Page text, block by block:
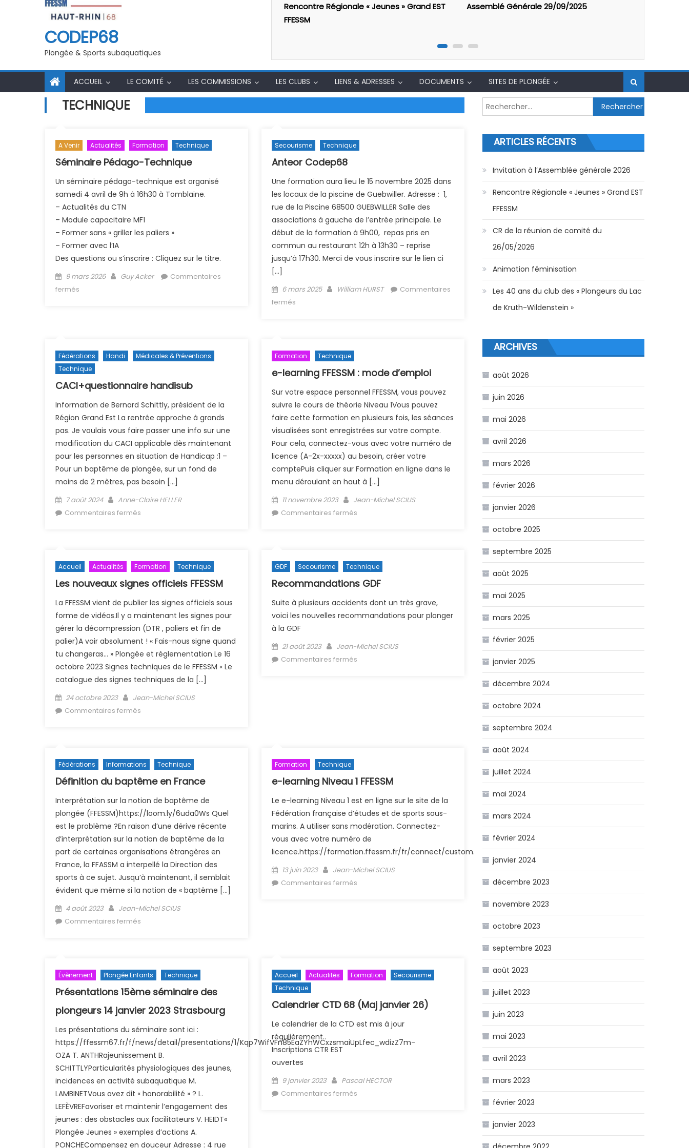
CODEP68
Plongée & Sports subaquatiques
PSP 68
PSP : Formation arbitre /juge fédéral 1er
degré
Rencontre Régionale « Jeunes » Grand EST
FFESSM
Assemblé Générale 29/09/2025
ACCUEIL LE COMITÉ LES COMMISSIONS LES CLUBS LIENS & ADRESSES DOCUMENTS SITES DE PLONGÉE
TECHNIQUE
A Venir Actualités Formation Technique
Séminaire Pédago-Technique
Un séminaire pédago-technique est organisé
samedi 4 avril de 9h à 16h30 à Tomblaine.
– Actualités du CTN
– Module capacitaire MF1
– Former sans « griller les paliers »
– Former avec l’IA
Des questions ou s’inscrire : Cliquez sur le titre.
Posted on
9 mars 2026 Author
Guy Acker
Commentaires
fermés
Secourisme Technique
Anteor Codep68
Une formation aura lieu le 15 novembre 2025 dans
les locaux de la piscine de Guebwiller. Adresse : 1,
rue de la Piscine 68500 GUEBWILLER Salle des
associations à gauche de l’entrée principale. Le
début de la formation à 9h00, repas pris en
commun au restaurant 12h à 13h30 – reprise
jusqu’à 17h30. Merci de vous inscrire sur le lien ci
[…]
Posted on
6 mars 2025 Author
William HURST
Commentaires
fermés
Fédérations Handi
Médicales & Préventions
Technique
CACI+questionnaire handisub
Information de Bernard Schittly, président de la
Région Grand Est La rentrée approche à grands
pas. Je voulais vous faire passer une info sur une
modification du CACI applicable dès maintenant
pour les personnes en situation de Handicap :1 –
Pour un baptême de plongée, sur un fond de
moins de 2 mètres, pas besoin […]
Posted on
7 août 2024 Author
Anne-Claire HELLER
Commentaires fermés
Formation Technique
e-learning FFESSM : mode d’emploi
Sur votre espace personnel FFESSM, vous pouvez
suivre le cours de théorie Niveau 1Vous pouvez
faire cette formation en plusieurs fois, les séances
visualisées sont enregistrées sur votre compte.
Pour cela, connectez-vous avec votre numéro de
licence (A-2x-xxxxx) au besoin, créer votre
comptePuis cliquer sur Formation en ligne dans le
menu déroulant en haut à […]
Posted on
11 novembre 2023 Author
Jean-Michel SCIUS
Commentaires fermés
Accueil Actualités Formation Technique
Les nouveaux signes officiels FFESSM
La FFESSM vient de publier les signes officiels sous
forme de vidéos.Il y a maintenant les signes pour
gérer la décompression (DTR , paliers et fin de
palier)A voir absolument ! « Fais-nous signe quand
tu changeras… » Plongée et règlementation Le 16
octobre 2023 Signes techniques de le FFESSM « Le
catalogue des signes techniques de la […]
Posted on
24 octobre 2023 Author
Jean-Michel SCIUS
Commentaires fermés
GDF Secourisme Technique
Recommandations GDF
Suite à plusieurs accidents dont un très grave,
voici les nouvelles recommandations pour plonger
à la GDF
Posted on
21 août 2023 Author
Jean-Michel SCIUS
Commentaires fermés
Fédérations Informations Technique
Définition du baptême en France
Interprétation sur la notion de baptême de
plongée (FFESSM)https://loom.ly/6uda0Ws Quel
est le problème ?En raison d’une dérive récente
d’interprétation sur la notion de baptême de la
part de certaines organisations étrangères en
France, la FFASSM a interpellé la Direction des
sports à ce sujet. Jusqu’à maintenant, il semblait
évident que même si la notion de « baptême […]
Posted on
4 août 2023 Author
Jean-Michel SCIUS
Commentaires fermés
Formation Technique
e-learning Niveau 1 FFESSM
Le e-learning Niveau 1 est en ligne sur le site de la
Fédération française d’études et de sports sous-
marins. A utiliser sans modération. Connectez-
vous avec votre numéro de
licence.https://formation.ffessm.fr/fr/connect/custom.
Posted on
13 juin 2023 Author
Jean-Michel SCIUS
Commentaires fermés
Évènement Plongée Enfants Technique
Présentations 15ème séminaire des
plongeurs 14 janvier 2023 Strasbourg
Les présentations du séminaire sont ici :
https://ffessm67.fr/f/news/detail/presentations/1/Kqp7WifVFn85EaZYhWCxzsmaiUpLfec_wdizZ7m-
OZA T. ANTHRajeunissement B.
SCHITTLYParticularités physiologiques des jeunes,
incidences en activité subaquatique M.
LAMBINETVous avez dit « honorabilité » ? L.
LEFÈVREFavoriser et maintenir l’engagement des
jeunes : des obstacles aux facilitateurs V. HEIDT«
Plongée Jeunes » exemples d’actions A.
PONCHECompensez en douceur Adresse : 4 rue
Accueil Actualités Formation
Secourisme
Technique
Calendrier CTD 68 (Maj janvier 26)
Le calendrier de la CTD est mis à jour
régulièrement..
Inscriptions CTR EST
ouvertes
Posted on
9 janvier 2023 Author
Pascal HECTOR
Commentaires fermés
Rechercher :
ARTICLES RÉCENTS
Invitation à l’Assemblée générale 2026
Rencontre Régionale « Jeunes » Grand EST
FFESSM
CR de la réunion de comité du
26/05/2026
Animation féminisation
Les 40 ans du club des « Plongeurs du Lac
de Kruth-Wildenstein »
ARCHIVES
août 2026
juin 2026
mai 2026
avril 2026
mars 2026
février 2026
janvier 2026
octobre 2025
septembre 2025
août 2025
mai 2025
mars 2025
février 2025
janvier 2025
décembre 2024
octobre 2024
septembre 2024
août 2024
juillet 2024
mai 2024
mars 2024
février 2024
janvier 2024
décembre 2023
novembre 2023
octobre 2023
septembre 2023
août 2023
juillet 2023
juin 2023
mai 2023
avril 2023
mars 2023
février 2023
janvier 2023